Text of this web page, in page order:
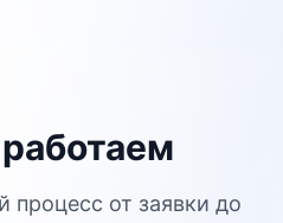
процесс от заявки до